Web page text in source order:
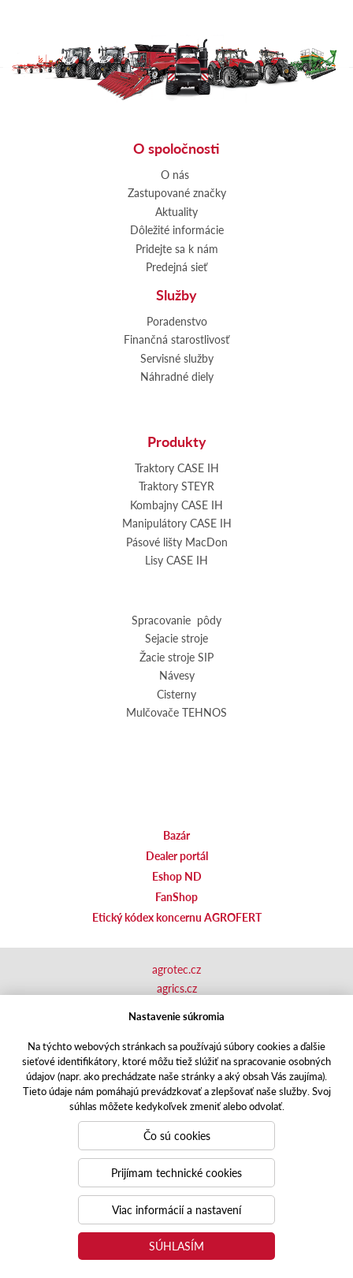
O spoločnosti
O nás
Zastupované značky
Aktuality
Dôležité informácie
Pridejte sa k nám
Predejná sieť
Služby
Poradenstvo
Finančná starostlivosť
Servisné služby
Náhradné diely
Produkty
Traktory CASE IH
Traktory STEYR
Kombajny CASE IH
Manipulátory CASE IH
Pásové lišty MacDon
Lisy CASE IH
Spracovanie pôdy
Sejacie stroje
Žacie stroje SIP
Návesy
Cisterny
Mulčovače TEHNOS
Bazár
Dealer portál
Eshop ND
FanShop
Etický kódex koncernu AGROFERT
Responzivní webPuxdesign | agrics.cz © 2020
Toto sú internetové stránky spoločnosti AGRI CS Slovakia s.r.o.,
so sídlom v Nitre, Zlatomoravecká cesta 504, 949 01 Nitra, IČO:
31421105, zapísanej v OR Okresného súdu v Nitre, oddiel: Sro,
vložka číslo: 29928/N. Spoločnosť AGRI CS Slovakia s.r.o. je
členom
koncernu AGROFERT riadeného spoločnosťou AGROFERT, a.s.,
IČO: 26185610, so sídlom na adrese Pyšelská 2327/2, Chodov,
149 00 Praha 4.
agrotec.cz
agrics.cz
shop.agrics.cz
traktorbazar.cz
eshop.agrics.cz/cs
a-finance.cz
Nastavenie súkromia
Na týchto webových stránkach sa používajú súbory cookies a ďalšie
sieťové identifikátory, ktoré môžu tiež slúžiť na spracovanie osobných
údajov (napr. ako prechádzate naše stránky a aký obsah Vás zaujíma).
Tieto údaje nám pomáhajú prevádzkovať a zlepšovať naše služby. Svoj
súhlas môžete kedykoľvek zmeniť alebo odvolať.
Čo sú cookies
Prijímam technické cookies
Viac informácií a nastavení
SÚHLASÍM